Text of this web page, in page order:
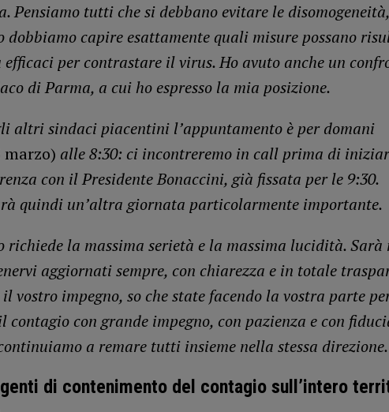
Pensiamo tutti che si debbano evitare le
dobbiamo capire esattamente quali misure possano
per contrastare il virus. Ho avuto anche un
di Parma, a cui ho espresso la mia posizione.
altri sindaci piacentini l’appuntamento è per domani
marzo) alle 8:30: ci incontreremo in call prima di
con il Presidente Bonaccini, già fissata per le 9:30.
quindi un’altra giornata particolarmente importante.
richiede la massima serietà e la massima lucidità. Sarà
aggiornati sempre, con chiarezza e in totale
vostro impegno, so che state facendo la vostra parte
contagio con grande impegno, con pazienza e con
a remare tutti insieme nella stessa direzione.
di contenimento del contagio sull’intero